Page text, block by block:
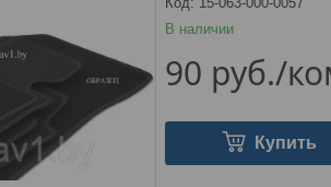
В наличии
90 руб./
Купить